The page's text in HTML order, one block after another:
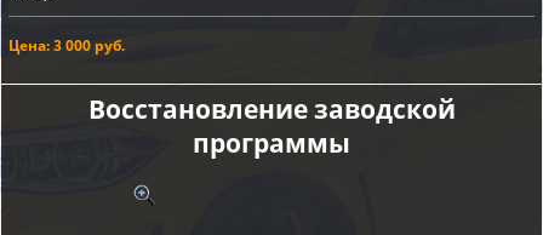
Цена: 3 000 руб.
Восстановление заводской
программы